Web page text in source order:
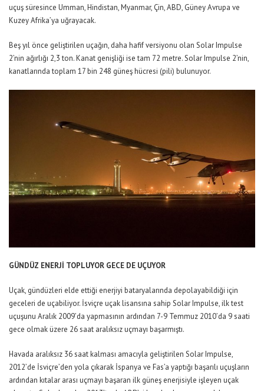
uçuş süresince Umman, Hindistan, Myanmar, Çin, ABD, Güney Avrupa ve
Kuzey Afrika’ya uğrayacak.
Beş yıl önce geliştirilen uçağın, daha hafif versiyonu olan Solar Impulse
2’nin ağırlığı 2,3 ton. Kanat genişliği ise tam 72 metre. Solar Impulse 2’nin,
kanatlarında toplam 17 bin 248 güneş hücresi (pili) bulunuyor.
GÜNDÜZ ENERJİ TOPLUYOR GECE DE UÇUYOR
Uçak, gündüzleri elde ettiği enerjiyi bataryalarında depolayabildiği için
geceleri de uçabiliyor. İsviçre uçak lisansına sahip Solar Impulse, ilk test
uçuşunu Aralık 2009’da yapmasının ardından 7-9 Temmuz 2010’da 9 saati
gece olmak üzere 26 saat aralıksız uçmayı başarmıştı.
Havada aralıksız 36 saat kalması amacıyla geliştirilen Solar Impulse,
2012’de İsviçre’den yola çıkarak İspanya ve Fas’a yaptığı başarılı uçuşların
ardından kıtalar arası uçmayı başaran ilk güneş enerjisiyle işleyen uçak